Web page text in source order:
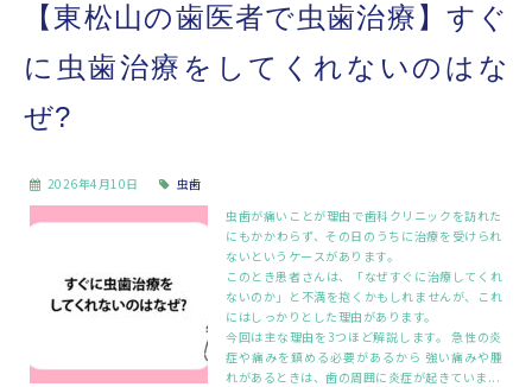
【東松山の歯医者で虫歯治療】すぐ
に虫歯治療をしてくれないのはな
ぜ?
2026年4月10日
虫歯
虫歯が痛いことが理由で歯科クリニックを訪れた
にもかかわらず、その日のうちに治療を受けられ
ないというケースがあります。
このとき患者さんは、「なぜすぐに治療してくれ
ないのか」と不満を抱くかもしれませんが、これ
にはしっかりとした理由があります。
今回は主な理由を3つほど解説します。 急性の炎
症や痛みを鎮める必要があるから 強い痛みや腫
れがあるときは、歯の周囲に炎症が起きていま...